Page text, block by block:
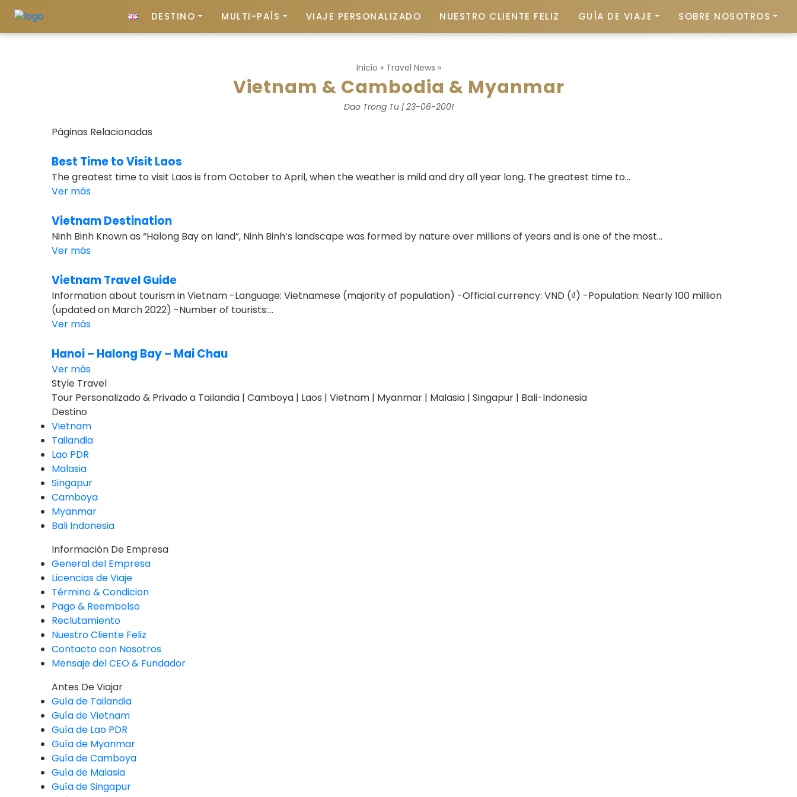
DESTINO MULTI-PAÍS VIAJE PERSONALIZADO NUESTRO CLIENTE FELIZ GUÍA DE VIAJE SOBRE NOSOTROS
Inicio » Travel News »
Vietnam & Cambodia & Myanmar
Dao Trong Tu | 23-06-2001
Páginas Relacionadas
Best Time to Visit Laos
The greatest time to visit Laos is from October to April, when the weather is mild and dry all year long. The greatest time to...
Ver más
Vietnam Destination
Ninh Binh Known as “Halong Bay on land”, Ninh Binh’s landscape was formed by nature over millions of years and is one of the most...
Ver más
Vietnam Travel Guide
Information about tourism in Vietnam -Language: Vietnamese (majority of population) -Official currency: VND (₫) -Population: Nearly 100 million
(updated on March 2022) -Number of tourists:...
Ver más
Hanoi – Halong Bay – Mai Chau
Ver más
Style Travel
Tour Personalizado & Privado a Tailandia | Camboya | Laos | Vietnam | Myanmar | Malasia | Singapur | Bali-Indonesia
Destino
Vietnam
Tailandia
Lao PDR
Malasia
Singapur
Camboya
Myanmar
Bali Indonesia
Información De Empresa
General del Empresa
Licencias de Viaje
Término & Condicion
Pago & Reembolso
Reclutamiento
Nuestro Cliente Feliz
Contacto con Nosotros
Mensaje del CEO & Fundador
Antes De Viajar
Guía de Tailandia
Guía de Vietnam
Guía de Lao PDR
Guía de Myanmar
Guía de Camboya
Guía de Malasia
Guía de Singapur